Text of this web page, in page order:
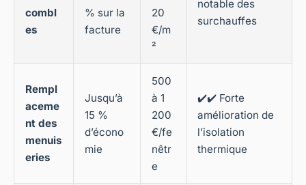
combl
es
% sur la
facture
20
€/m
²
notable des
surchauffes
Rempl
aceme
nt des
menuis
eries
Jusqu’à
15 %
d’écono
mie
500
à 1
200
€/fe
nêtr
e
✔️✔️ Forte
amélioration de
l’isolation
thermique